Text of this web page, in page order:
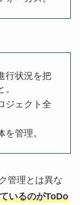
行状況を把
ジェクト全
を管理。
管理とは異な
いるのがToDo